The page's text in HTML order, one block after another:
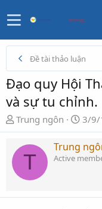
Đề tài thảo luận
Đạo quy Hội
và sự tu chỉnh.
N
g
ư
h
Trung ngôn
N
g
à
y
i
3/9/
T
Trung
Active